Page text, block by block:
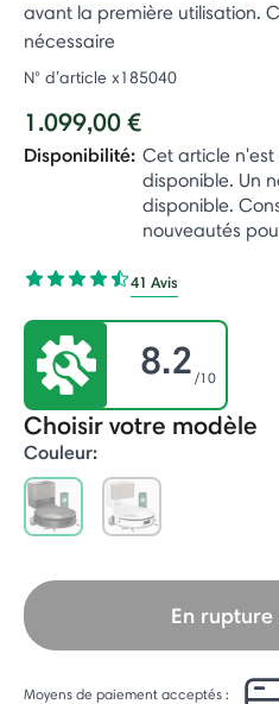
avant la première utilisation.
nécessaire
N° d’article x185040
1.099,00 €
Disponibilité: Cet article
disponible. Un
disponible.
nouveautés
41 Avis
8.2 /10
Choisir votre modèle
Couleur:
En
Moyens de paiement acceptés :